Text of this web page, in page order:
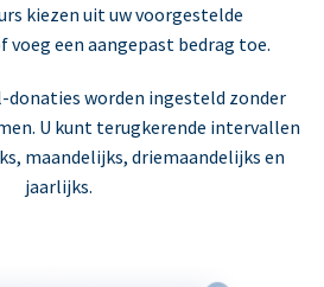
kiezen uit uw voorgestelde
voeg een aangepast bedrag toe.
donaties worden ingesteld zonder
U kunt terugkerende intervallen
maandelijks, driemaandelijks en
jaarlijks.